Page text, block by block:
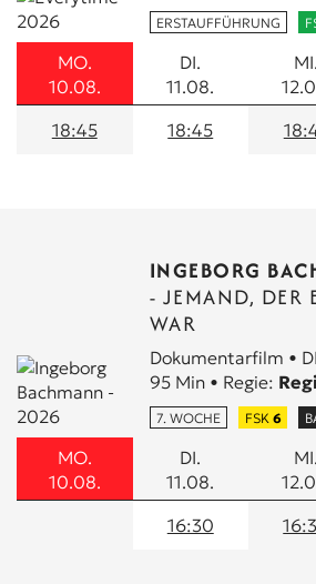
ERSTAUFFÜHRUNG
MO.
10.08.
DI.
11.08.
MI.
18:45
18:45
INGEBORG
- JEMAND, DER
WAR
Dokumentarfilm •
95 Min • Regie:
7. WOCHE FSK 6
MO.
10.08.
DI.
11.08.
MI.
16:30